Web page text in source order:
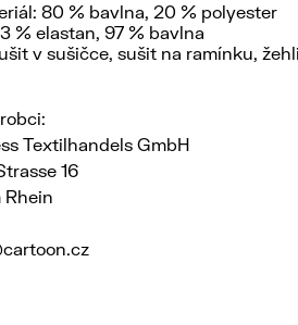
80 % bavlna, 20 % polyester
% elastan, 97 % bavlna
v sušičce, sušit na ramínku,
Textilhandels GmbH
16
Rhein